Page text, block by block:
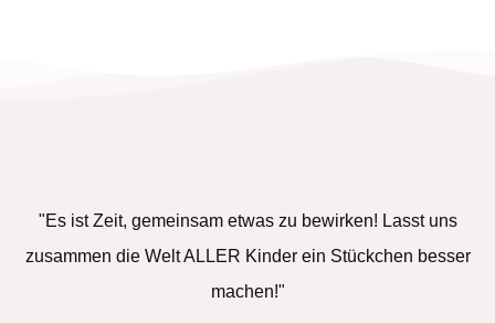
"Es ist Zeit, gemeinsam etwas zu bewirken! Lasst uns
zusammen die Welt ALLER Kinder ein Stückchen besser
machen!"